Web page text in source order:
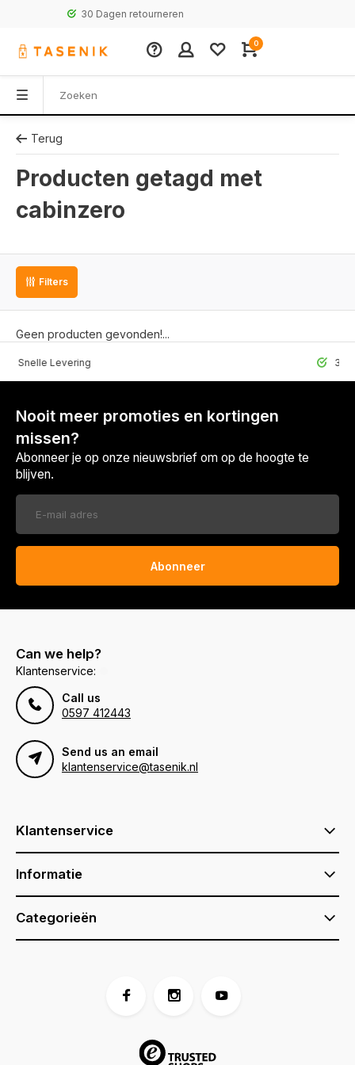
30 Dagen retourneren
0
Terug
Producten getagd met
cabinzero
Filters
Geen producten gevonden!...
Levering 30 Dagen
Nooit meer promoties en kortingen
missen?
Abonneer je op onze nieuwsbrief om op de hoogte te
blijven.
Abonneer
Can we help?
Klantenservice:
Call us
0597 412443
Send us an email
klantenservice@tasenik.nl
Klantenservice
Informatie
Categorieën